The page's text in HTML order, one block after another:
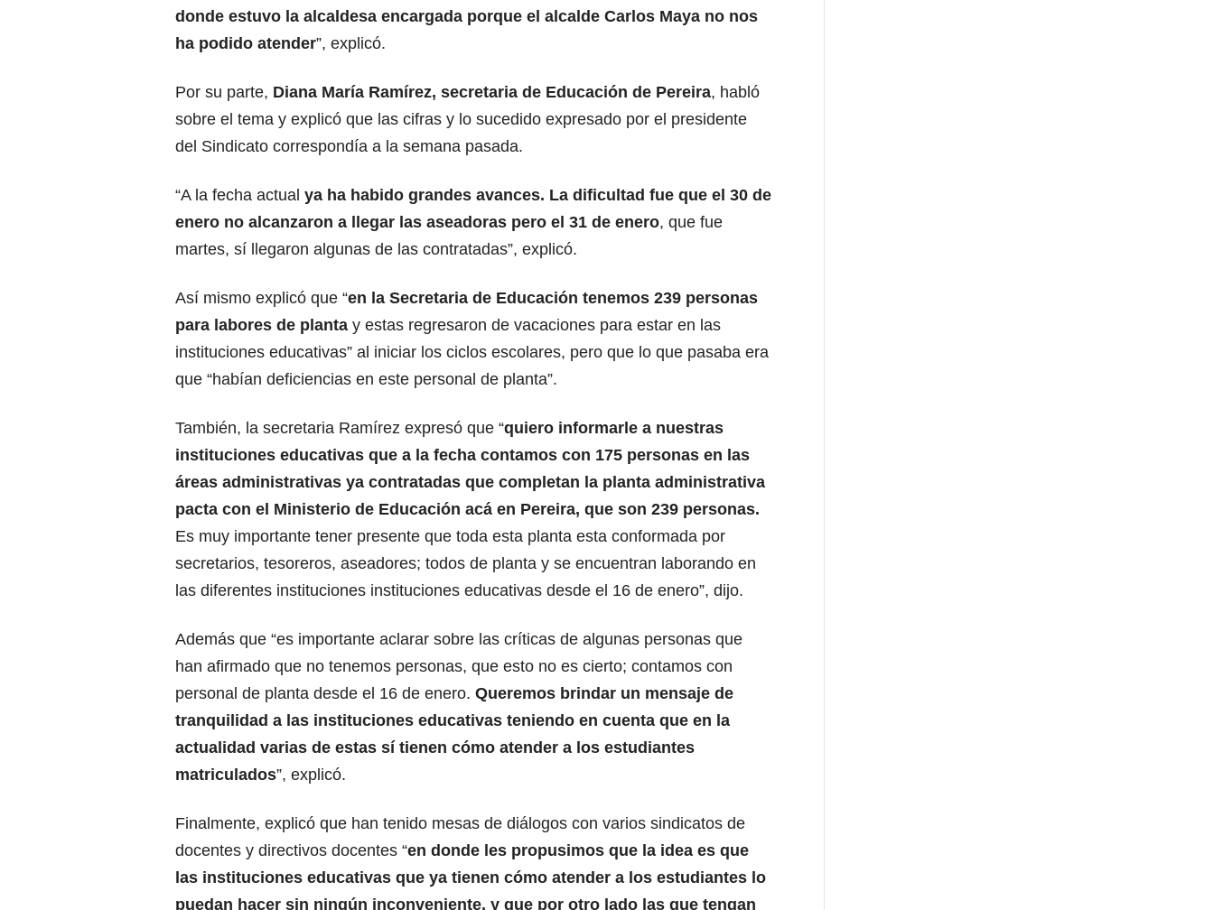
donde estuvo la alcaldesa encargada porque el alcalde Carlos Maya no nos
ha podido atender”, explicó.
Por su parte, Diana María Ramírez, secretaria de Educación de Pereira, habló
sobre el tema y explicó que las cifras y lo sucedido expresado por el presidente
del Sindicato correspondía a la semana pasada.
“A la fecha actual ya ha habido grandes avances. La dificultad fue que el 30 de
enero no alcanzaron a llegar las aseadoras pero el 31 de enero, que fue
martes, sí llegaron algunas de las contratadas”, explicó.
Así mismo explicó que “en la Secretaria de Educación tenemos 239 personas
para labores de planta y estas regresaron de vacaciones para estar en las
instituciones educativas” al iniciar los ciclos escolares, pero que lo que pasaba era
que “habían deficiencias en este personal de planta”.
También, la secretaria Ramírez expresó que “quiero informarle a nuestras
instituciones educativas que a la fecha contamos con 175 personas en las
áreas administrativas ya contratadas que completan la planta administrativa
pacta con el Ministerio de Educación acá en Pereira, que son 239 personas.
Es muy importante tener presente que toda esta planta esta conformada por
secretarios, tesoreros, aseadores; todos de planta y se encuentran laborando en
las diferentes instituciones instituciones educativas desde el 16 de enero”, dijo.
Además que “es importante aclarar sobre las críticas de algunas personas que
han afirmado que no tenemos personas, que esto no es cierto; contamos con
personal de planta desde el 16 de enero. Queremos brindar un mensaje de
tranquilidad a las instituciones educativas teniendo en cuenta que en la
actualidad varias de estas sí tienen cómo atender a los estudiantes
matriculados”, explicó.
Finalmente, explicó que han tenido mesas de diálogos con varios sindicatos de
docentes y directivos docentes “en donde les propusimos que la idea es que
las instituciones educativas que ya tienen cómo atender a los estudiantes lo
puedan hacer sin ningún inconveniente, y que por otro lado las que tengan